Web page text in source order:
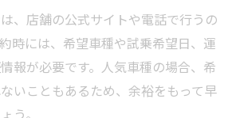
、店舗の公式サイトや電話で行うの
時には、希望車種や試乗希望日、運
報が必要です。人気車種の場合、希
いこともあるため、余裕をもって早
う。